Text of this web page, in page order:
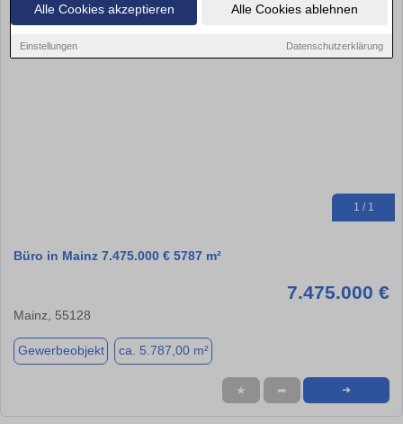
Alle Cookies akzeptieren Alle Cookies ablehnen
Einstellungen Datenschutzerklärung
1 / 1
Büro in Mainz 7.475.000 € 5787 m²
7.475.000 €
Mainz, 55128
Gewerbeobjekt ca. 5.787,00 m²
★ ➦ ➜